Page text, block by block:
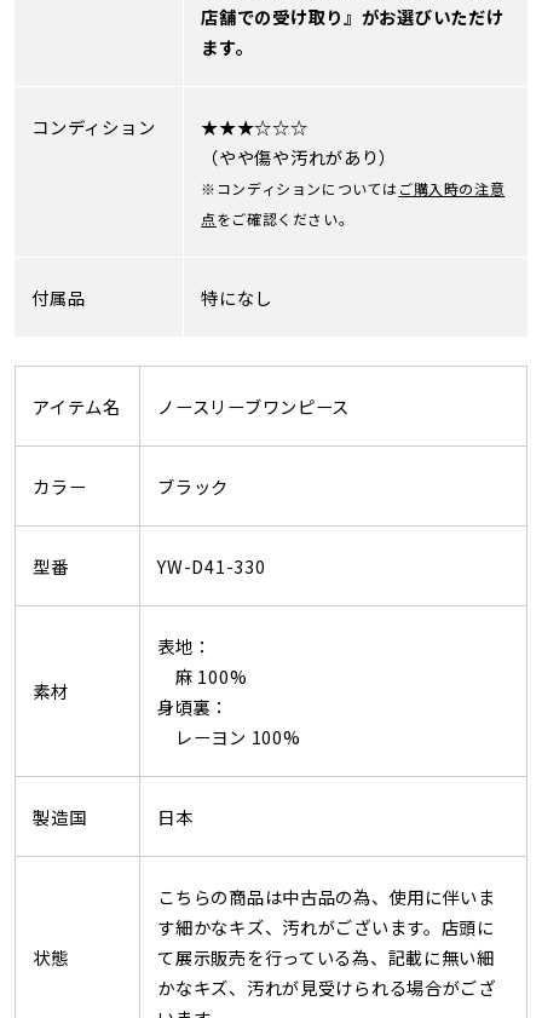
店舗での受け取り』がお選びいただけ
ます。
コンディション
★★★☆☆☆
（やや傷や汚れがあり）
※コンディションについてはご購入時の注意
点をご確認ください。
付属品 特になし
アイテム名 ノースリーブワンピース
カラー ブラック
型番 YW-D41-330
素材
表地：
麻 100%
身頃裏：
レーヨン 100%
製造国 日本
状態
こちらの商品は中古品の為、使用に伴いま
す細かなキズ、汚れがございます。店頭に
て展示販売を行っている為、記載に無い細
かなキズ、汚れが見受けられる場合がござ